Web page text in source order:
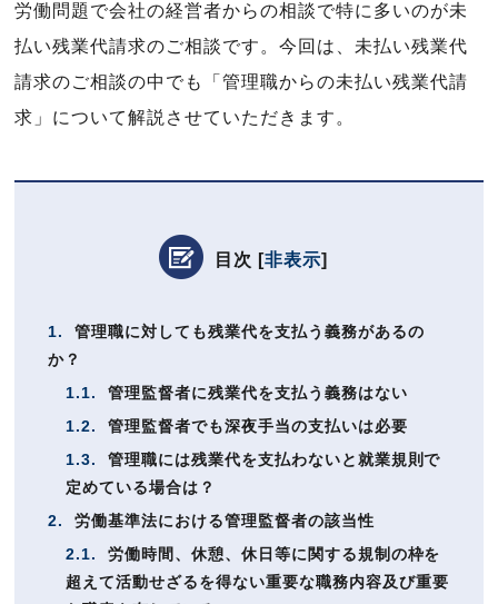
労働問題で会社の経営者からの相談で特に多いのが未
払い残業代請求のご相談です。今回は、未払い残業代
請求のご相談の中でも「管理職からの未払い残業代請
求」について解説させていただきます。
目次 [非表示]
1.
管理職に対しても残業代を支払う義務があるの
か？
1.1.
管理監督者に残業代を支払う義務はない
1.2.
管理監督者でも深夜手当の支払いは必要
1.3.
管理職には残業代を支払わないと就業規則で
定めている場合は？
2.
労働基準法における管理監督者の該当性
2.1.
労働時間、休憩、休日等に関する規制の枠を
超えて活動せざるを得ない重要な職務内容及び重要